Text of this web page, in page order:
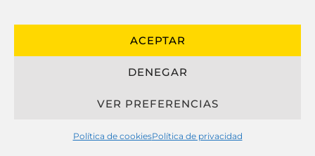
ACEPTAR
DENEGAR
VER PREFERENCIAS
Política de cookiesPolítica de privacidad
Cookies
Formas de pago
Otros